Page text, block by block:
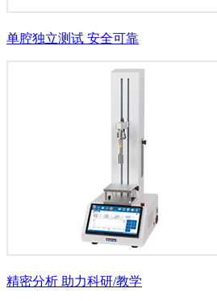
单腔独立测试 安全可靠
精密分析 助力科研/教学